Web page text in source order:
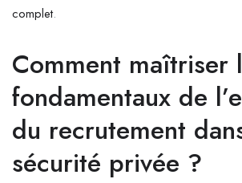
complet.
Comment maîtriser
fondamentaux de
du recrutement
sécurité privée ?